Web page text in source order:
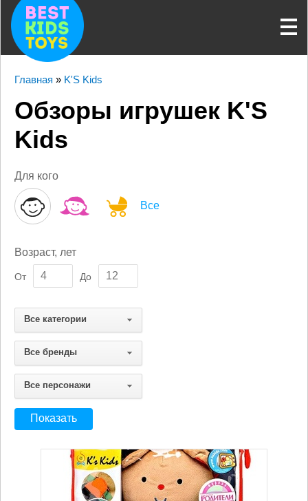
Главная » K'S Kids
Обзоры игрушек K'S
Kids
Для кого
Все
Возраст, лет
От До
Все категории
Все бренды
Все персонажи